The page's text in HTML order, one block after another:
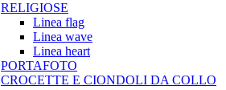
RELIGIOSE
Linea flag
Linea wave
Linea heart
PORTAFOTO
CROCETTE E CIONDOLI DA COLLO